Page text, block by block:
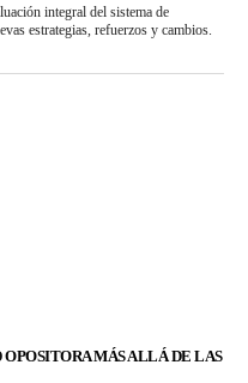
integral del sistema de
estrategias, refuerzos y cambios.
MÁS ALLÁ DE LAS